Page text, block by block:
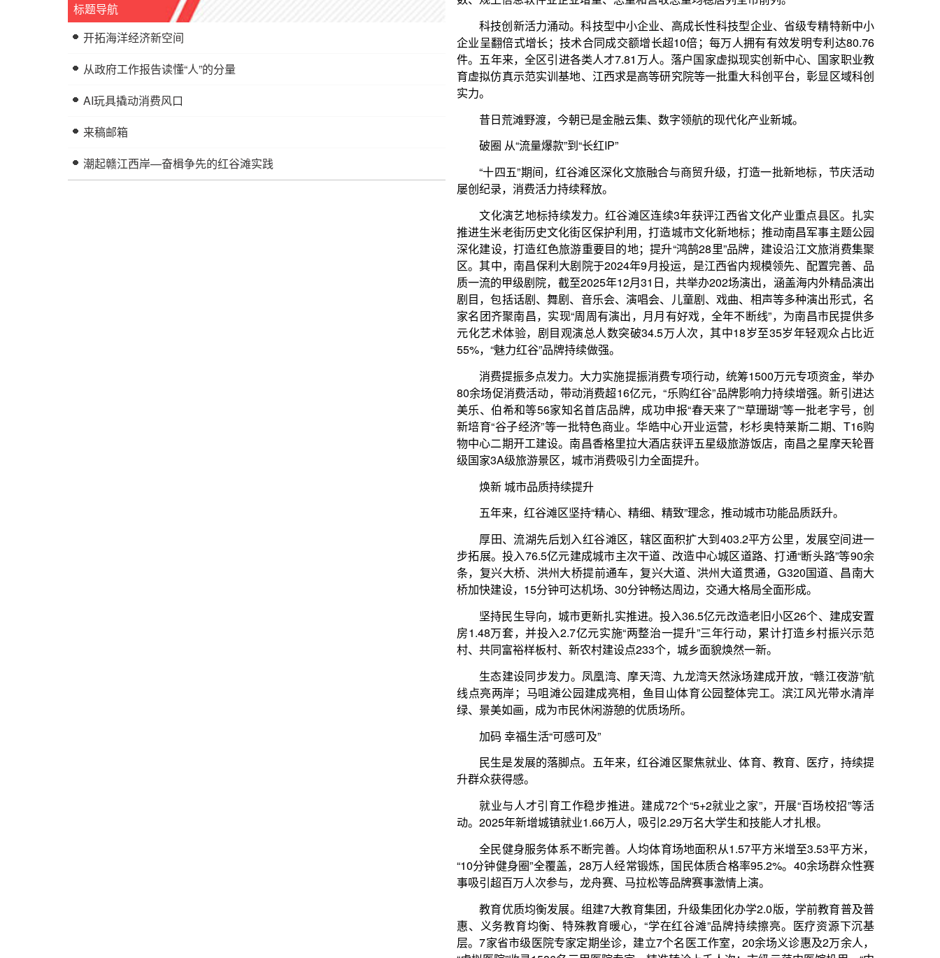
标题导航
开拓海洋经济新空间
从政府工作报告读懂“人”的分量
AI玩具撬动消费风口
来稿邮箱
潮起赣江西岸—奋楫争先的红谷滩实践
昔日荒滩野渡，今朝已是金融云集、数字领航的现代化产业新城。
破圈 从“流量爆款”到“长红IP”
“十四五”期间，红谷滩区深化文旅融合与商贸升级，打造一批新地标，节庆活动
屡创纪录，消费活力持续释放。
推进生米老街历史文化街区保护利用，打造城市文化新地标；推动南昌军事主题公园
深化建设，打造红色旅游重要目的地；提升“鸿鹄28里”品牌，建设沿江文旅消费集聚
区。其中，南昌保利大剧院于2024年9月投运，是江西省内规模领先、配置完善、品
质一流的甲级剧院，截至2025年12月31日，共举办202场演出，涵盖海内外精品演出
剧目，包括话剧、舞剧、音乐会、演唱会、儿童剧、戏曲、相声等多种演出形式，名
家名团齐聚南昌，实现“周周有演出，月月有好戏，全年不断线”，为南昌市民提供多
元化艺术体验，剧目观演总人数突破34.5万人次，其中18岁至35岁年轻观众占比近
55%，“魅力红谷”品牌持续做强。
消费提振多点发力。大力实施提振消费专项行动，统筹1500万元专项资金，举办
80余场促消费活动，带动消费超16亿元，“乐购红谷”品牌影响力持续增强。新引进达
美乐、伯希和等56家知名首店品牌，成功申报“春天来了”“草珊瑚”等一批老字号，创
新培育“谷子经济”等一批特色商业。华皓中心开业运营，杉杉奥特莱斯二期、T16购
物中心二期开工建设。南昌香格里拉大酒店获评五星级旅游饭店，南昌之星摩天轮晋
级国家3A级旅游景区，城市消费吸引力全面提升。
焕新 城市品质持续提升
厚田、流湖先后划入红谷滩区，辖区面积扩大到403.2平方公里，发展空间进一
步拓展。投入76.5亿元建成城市主次干道、改造中心城区道路、打通“断头路”等90余
条，复兴大桥、洪州大桥提前通车，复兴大道、洪州大道贯通，G320国道、昌南大
桥加快建设，15分钟可达机场、30分钟畅达周边，交通大格局全面形成。
坚持民生导向，城市更新扎实推进。投入36.5亿元改造老旧小区26个、建成安置
房1.48万套，并投入2.7亿元实施“两整治一提升”三年行动，累计打造乡村振兴示范
村、共同富裕样板村、新农村建设点233个，城乡面貌焕然一新。
生态建设同步发力。凤凰湾、摩天湾、九龙湾天然泳场建成开放，“赣江夜游”航
线点亮两岸；马咀滩公园建成亮相，鱼目山体育公园整体完工。滨江风光带水清岸
绿、景美如画，成为市民休闲游憩的优质场所。
加码 幸福生活“可感可及”
民生是发展的落脚点。五年来，红谷滩区聚焦就业、体育、教育、医疗，持续提
升群众获得感。
就业与人才引育工作稳步推进。建成72个“5+2就业之家”，开展“百场校招”等活
动。2025年新增城镇就业1.66万人，吸引2.29万名大学生和技能人才扎根。
全民健身服务体系不断完善。人均体育场地面积从1.57平方米增至3.53平方米，
“10分钟健身圈”全覆盖，28万人经常锻炼，国民体质合格率95.2%。40余场群众性赛
事吸引超百万人次参与，龙舟赛、马拉松等品牌赛事激情上演。
教育优质均衡发展。组建7大教育集团，升级集团化办学2.0版，学前教育普及普
层。7家省市级医院专家定期坐诊，建立7个名医工作室，20余场义诊惠及2万余人，
“虚拟医院”收录1586名三甲医院专家，精准转诊上千人次；市级示范中医馆投用，“中
医夜市”单场吸引2万余人，便民服务深入人心。
站在“十四五”收官与“十五五”谋划的交汇点，红谷滩区将继续秉持实干精神，在经
济高质量发展、城市功能提升、民生保障改善上再攀新高，奋力打造全省高质量发展
标杆区，让赣江岸边的这颗明珠绽放更加夺目的光彩。
（数据来源：中共南昌市红谷滩区委宣传部）